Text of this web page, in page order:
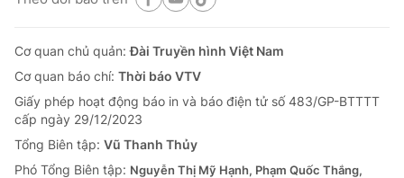
Cơ quan chủ quản:Đài Truyền hình Việt Nam
Cơ quan báo chí: Thời báo VTV
Giấy phép hoạt động báo in và báo điện tử số 483/GP-BTTTT
cấp ngày 29/12/2023
Tổng Biên tập: Vũ Thanh Thủy
Phó Tổng Biên tập: Nguyễn Thị Mỹ Hạnh, Phạm Quốc Thắng,